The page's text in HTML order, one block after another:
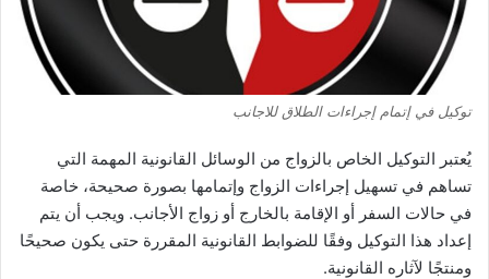
توكيل في إتمام إجراءات الطلاق للاجانب
يُعتبر التوكيل الخاص بالزواج من الوسائل القانونية المهمة التي
تساهم في تسهيل إجراءات الزواج وإتمامها بصورة صحيحة، خاصة
في حالات السفر أو الإقامة بالخارج أو زواج الأجانب. ويجب أن يتم
إعداد هذا التوكيل وفقًا للضوابط القانونية المقررة حتى يكون صحيحًا
ومنتجًا لآثاره القانونية.